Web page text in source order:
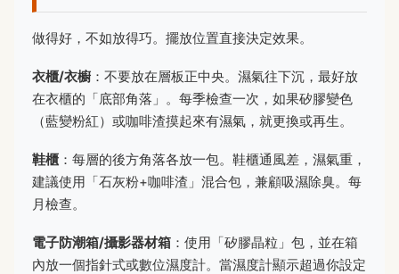
做得好，不如放得巧。擺放位置直接決定效果。
衣櫃/衣櫥 ：不要放在層板正中央。濕氣往下沉，最好放
在衣櫃的「底部角落」。每季檢查一次，如果矽膠變色
（藍變粉紅）或咖啡渣摸起來有濕氣，就更換或再生。
鞋櫃 ：每層的後方角落各放一包。鞋櫃通風差，濕氣重，
建議使用「石灰粉+咖啡渣」混合包，兼顧吸濕除臭。每
月檢查。
電子防潮箱/攝影器材箱 ：使用「矽膠晶粒」包，並在箱
內放一個指針式或數位濕度計。當濕度計顯示超過你設定